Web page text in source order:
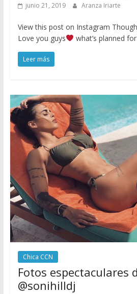
junio 21, 2019 Aranza Iriarte
View this post on Instagram
Love you guys
what’s planned
Leer más
Chica CCN
Fotos espectaculares
@sonihilldj